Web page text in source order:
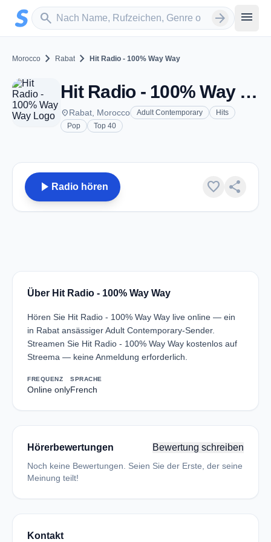
Zum Hauptinhalt springen
search
Sender suchen arrow_forward menu
Morocco chevron_right Rabat chevron_right Hit Radio - 100% Way Way
Hit Radio - 100% Way Way - Rabat
placeRabat, Morocco Adult Contemporary
Hits
Pop
Top 40
play_arrow Radio hören favorite share
Über Hit Radio - 100% Way Way
Hören Sie Hit Radio - 100% Way Way live online — ein
in Rabat ansässiger Adult Contemporary-Sender.
Streamen Sie Hit Radio - 100% Way Way kostenlos auf
Streema — keine Anmeldung erforderlich.
FREQUENZ
Online only
SPRACHE
French
Hörerbewertungen Bewertung schreiben
Noch keine Bewertungen. Seien Sie der Erste, der seine
Meinung teilt!
Kontakt